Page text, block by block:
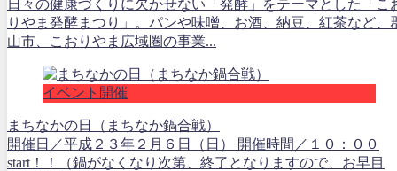
日々の健康づくりに欠かせない「発酵」をテーマとした「こ
りやま発酵まつり」。パンや味噌、お酒、納豆、紅茶など、
山市、こおりやま広域圏の事業...
イベント開催
まちなかの日（まちなか鍋合戦）
開催日／平成２３年２月６日（日） 開催時間／１０：００
start！！（鍋がなくなり次第、終了となりますので、お早目